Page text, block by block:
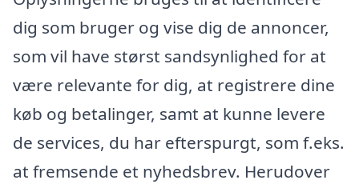
dig som bruger og vise dig de annoncer,
som vil have størst sandsynlighed for at
være relevante for dig, at registrere dine
køb og betalinger, samt at kunne levere
de services, du har efterspurgt, som f.eks.
at fremsende et nyhedsbrev. Herudover